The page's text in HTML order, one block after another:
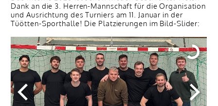
Dank an die 3. Herren-Mannschaft für die Organisation
und Ausrichtung des Turniers am 11. Januar in der
Tüötten-Sporthalle! Die Platzierungen im Bild-Slider: